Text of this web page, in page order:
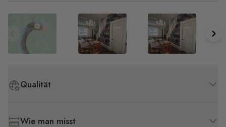
Qualität
Wie man misst